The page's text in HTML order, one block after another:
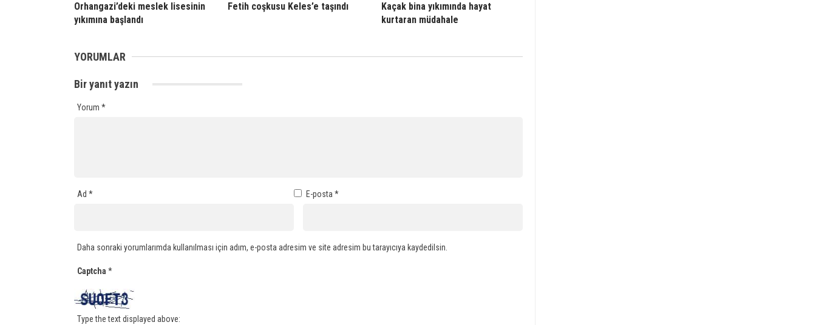
Orhangazi’deki meslek lisesinin
yıkımına başlandı
Fetih coşkusu Keles’e taşındı
Kaçak bina yıkımında hayat
kurtaran müdahale
YORUMLAR
Bir yanıt yazın
Yorum *
Ad * E-posta *
Daha sonraki yorumlarımda kullanılması için adım, e-posta adresim ve site adresim bu tarayıcıya kaydedilsin.
Captcha *
Type the text displayed above: